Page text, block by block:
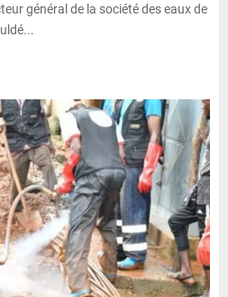
général de la société des eaux de